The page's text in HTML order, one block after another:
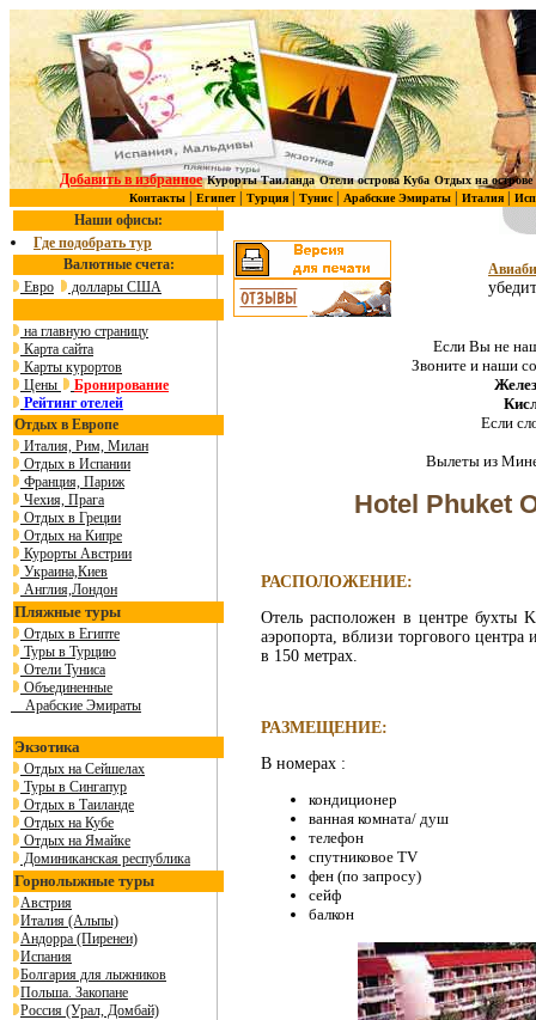
Добавить в избранное Курорты Таиланда Отели острова Куба Отдых на
Контакты
Египет| Турция| Тунис| Арабские Эмираты| Италия|
Наши офисы:
Где подобрать тур
Валютные счета:
Евро
доллары США
на главную страницу
Карта сайта
Карты курортов
Цены
Бронирование
Рейтинг отелей
Отдых в Европе
Италия, Рим, Милан
Отдых в Испании
Франция, Париж
Чехия, Прага
Отдых в Греции
Отдых на Кипре
Курорты Австрии
Украина,Киев
Англия,Лондон
Пляжные туры
Отдых в Египте
Туры в Турцию
Отели Туниса
Объединенные
Арабские Эмираты
Экзотика
Отдых на Сейшелах
Туры в Сингапур
Отдых в Таиланде
Отдых на Кубе
Отдых на Ямайке
Доминиканская республика
Горнолыжные туры
Австрия
Италия (Альпы)
Андорра (Пиренеи)
Испания
Болгария для лыжников
Польша. Закопане
Россия (Урал, Домбай)
Если Вы не
Звоните и наши
Если
Вылеты из
Hotel Phuket
РАСПОЛОЖЕНИЕ:
Отель расположен в центре бухты
аэропорта, вблизи торгового
в 150 метрах.
РАЗМЕЩЕНИЕ:
В номерах :
кондиционер
ванная комната/ душ
телефон
спутниковое TV
фен (по запросу)
сейф
балкон